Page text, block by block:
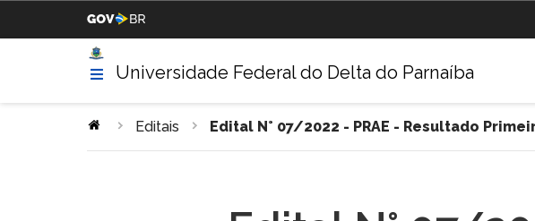
República
Pecuária e Abastecimento
Universidade Federal do Delta do Parnaíba
Editais Edital N° 07/2022 - PRAE - Resultado